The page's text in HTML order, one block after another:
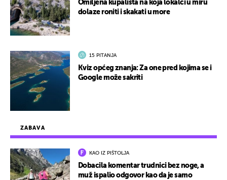
ZABAVA
KAO IZ PIŠTOLJA
Dobacila komentar trudnici bez noge, a
muž ispalio odgovor kao da je samo
Omiljena kupališta na koja lokalci u miru
dolaze roniti i skakati u more
15 PITANJA
Kviz općeg znanja: Za one pred kojima se i
Google može sakriti